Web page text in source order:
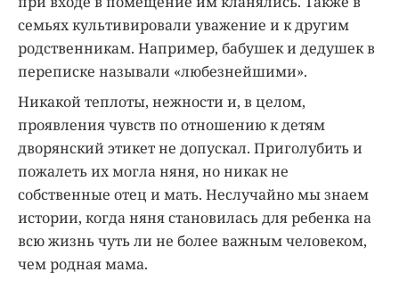
семьях культивировали уважение и к другим
родственникам. Например, бабушек и дедушек в
переписке называли «любезнейшими».
Никакой теплоты, нежности и, в целом,
проявления чувств по отношению к детям
дворянский этикет не допускал. Приголубить и
пожалеть их могла няня, но никак не
собственные отец и мать. Неслучайно мы знаем
истории, когда няня становилась для ребенка на
всю жизнь чуть ли не более важным человеком,
чем родная мама.